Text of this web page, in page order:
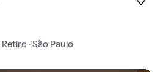
· São Paulo